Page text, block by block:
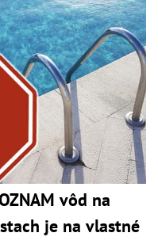
vôd na
je na vlastné